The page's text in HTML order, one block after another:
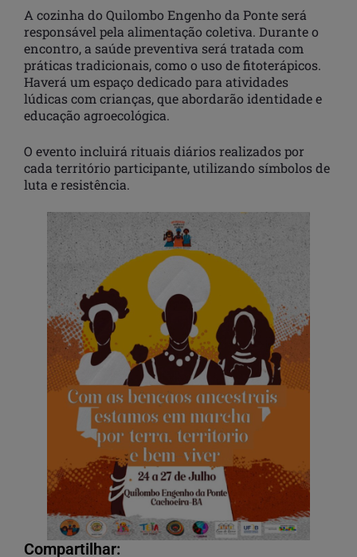
A cozinha do Quilombo Engenho da Ponte será
responsável pela alimentação coletiva. Durante o
encontro, a saúde preventiva será tratada com
práticas tradicionais, como o uso de fitoterápicos.
Haverá um espaço dedicado para atividades
lúdicas com crianças, que abordarão identidade e
educação agroecológica.
O evento incluirá rituais diários realizados por
cada território participante, utilizando símbolos de
luta e resistência.
Compartilhar: